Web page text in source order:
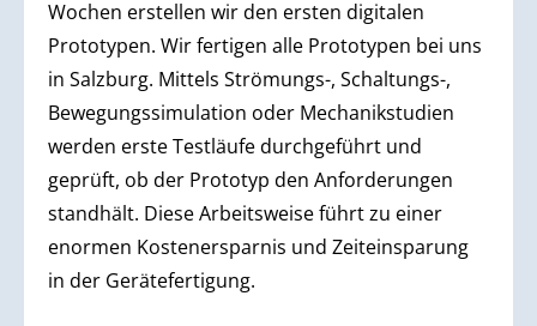
Wochen erstellen wir den ersten digitalen
Prototypen. Wir fertigen alle Prototypen bei uns
in Salzburg. Mittels Strömungs-, Schaltungs-,
Bewegungssimulation oder Mechanikstudien
werden erste Testläufe durchgeführt und
geprüft, ob der Prototyp den Anforderungen
standhält. Diese Arbeitsweise führt zu einer
enormen Kostenersparnis und Zeiteinsparung
in der Gerätefertigung.